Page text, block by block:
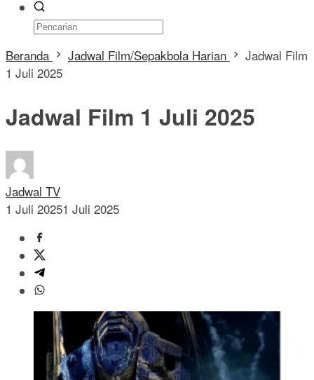
Beranda Jadwal Film/Sepakbola Harian
Jadwal Film
1 Juli 2025
Jadwal Film 1 Juli 2025
Jadwal TV
1 Juli 20251 Juli 2025